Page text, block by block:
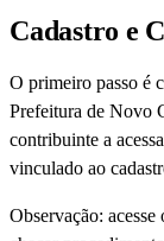
Cadastro e
O primeiro passo é
Prefeitura de Novo
contribuinte a
vinculado ao
Observação: